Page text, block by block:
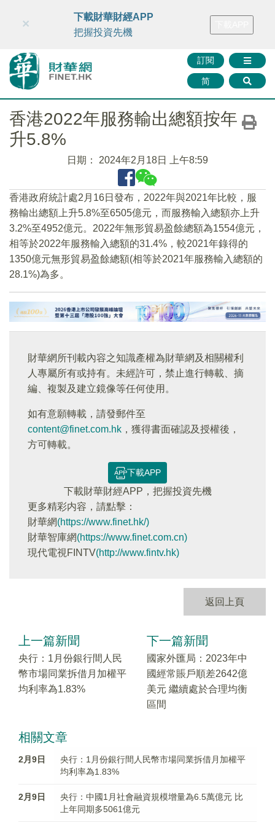
財華智庫網 FINTV FINMETA 財華證券 媒體矩陣
訂閱
简
×
下載財華財經APP
把握投資先機
香港2022年服務輸出總額按年
升5.8%
日期： 2024年2月18日 上午8:59
香港政府統計處2月16日發布，2022年與2021年比較，服
務輸出總額上升5.8%至6505億元，而服務輸入總額亦上升
3.2%至4952億元。2022年無形貿易盈餘總額為1554億元，
相等於2022年服務輸入總額的31.4%，較2021年錄得的
1350億元無形貿易盈餘總額(相等於2021年服務輸入總額的
28.1%)為多。
財華網所刊載內容之知識產權為財華網及相關權利
人專屬所有或持有。未經許可，禁止進行轉載、摘
編、複製及建立鏡像等任何使用。
如有意願轉載，請發郵件至
content@finet.com.hk ，獲得書面確認及授權後，
方可轉載。
下載APP
下載財華財經APP，把握投資先機
更多精彩内容，請點擊：
財華網(https://www.finet.hk/)
財華智庫網(https://www.finet.com.cn)
現代電視FINTV(http://www.fintv.hk)
返回上頁
上一篇新聞
央行：1月份銀行間人民
幣市場同業拆借月加權平
均利率為1.83%
下一篇新聞
國家外匯局：2023年中
國經常賬戶順差2642億
美元 繼續處於合理均衡
區間
相關文章
2月9日
央行：1月份銀行間人民幣市場同業拆借月加權平
均利率為1.83%
2月9日
央行：中國1月社會融資規模增量為6.5萬億元 比
上年同期多5061億元